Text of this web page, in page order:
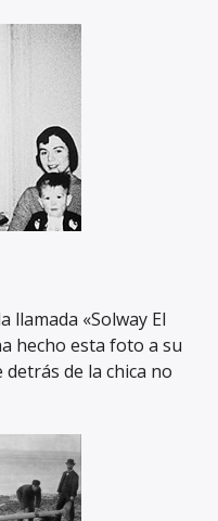
llamada «Solway El
hecho esta foto a su
de la chica no